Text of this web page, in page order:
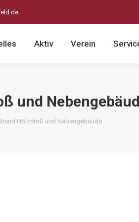
Aktiv Verein
und
hier:Holzstoß und Nebengebäude